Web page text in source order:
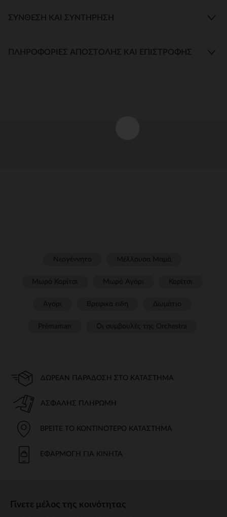
ΣΎΝΘΕΣΗ ΚΑΙ ΣΥΝΤΉΡΗΣΗ
ΠΛΗΡΟΦΟΡΊΕΣ ΑΠΟΣΤΟΛΉΣ ΚΑΙ ΕΠΙΣΤΡΟΦΉΣ
ΔΩΡΕΆΝ ΠΑΡΆΔΟΣΗ ΣΤΟ ΚΑΤΆΣΤΗΜΑ
ΑΣΦΑΛΉΣ ΠΛΗΡΩΜΉ
ΒΡΕΊΤΕ ΤΟ ΚΟΝΤΙΝΌΤΕΡΟ ΚΑΤΆΣΤΗΜΑ
ΕΦΑΡΜΟΓΉ ΓΙΑ ΚΙΝΗΤΆ
Γίνετε μέλος της κοινότητας